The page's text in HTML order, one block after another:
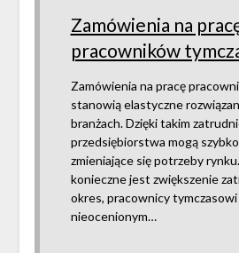
Zamówienia na
pracowników
Zamówienia na pracę
stanowią elastyczne
branżach. Dzięki takim
przedsiębiorstwa mogą
zmieniające się potrzeby
konieczne jest zwiększenie
okres, pracownicy tymczasowi
nieocenionym…